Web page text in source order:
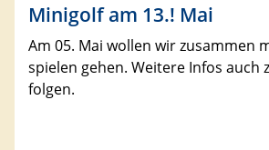
Minigolf am 13.! Mai
Am 05. Mai wollen wir zusammen
spielen gehen. Weitere Infos auch
folgen.